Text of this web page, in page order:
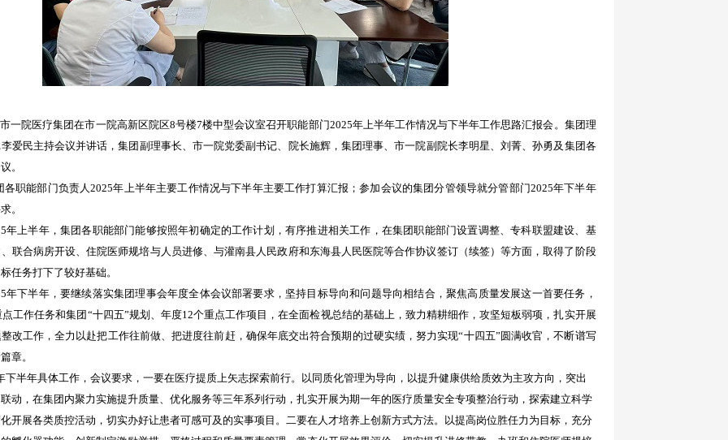
一院医疗集团在市一院高新区院区8号楼7楼中型会议室召开职能部门2025年上半年工作情况与下半年工作思路汇报会。集团理
爱民主持会议并讲话，集团副理事长、市一院党委副书记、院长施辉，集团理事、市一院副院长李明星、刘菁、孙勇及集团各
。
各职能部门负责人2025年上半年主要工作情况与下半年主要工作打算汇报 ；参加会议的集团分管领导就分管部门2025年下半年
。
年上半年，集团各职能部门能够按照年初确定的工作计划，有序推进相关工作，在集团职能部门设置调整、专科联盟建设、基
联合病房开设、住院医师规培与人员进修、与灌南县人民政府和东海县人民医院等合作协议签订（续签）等方面，取得了阶段
任务打下了较好基础。
年下半年，要继续落实集团理事会年度全体会议部署要求，坚持目标导向和问题导向相结合，聚焦高质量发展这一首要任务，
工作任务和集团“十四五”规划、年度12个重点工作项目，在全面检视总结的基础上，致力精耕细作，攻坚短板弱项，扎实开展
改工作，全力以赴把工作往前做、把进度往前赶，确保年底交出符合预期的过硬实绩，努力实现“十四五”圆满收官，不断谱写
章。
下半年具体工作，会议要求，一要在医疗提质上矢志探索前行。以同质化管理为导向，以提升健康供给质效为主攻方向，突出
动，在集团内聚力实施提升质量、优化服务等三年系列行动，扎实开展为期一年的医疗质量安全专项整治行动，探索建立科学
开展各类质控活动，切实办好让患者可感可及的实事项目。二要在人才培养上创新方式方法。以提高岗位胜任力为目标，充分